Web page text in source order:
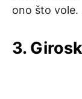
ono što vole.
3.